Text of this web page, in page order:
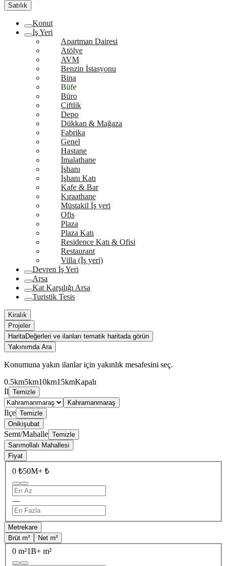
Satılık
Konut
İş Yeri
Apartman Dairesi
Atölye
AVM
Benzin İstasyonu
Bina
Büfe
Büro
Çiftlik
Depo
Dükkan & Mağaza
Fabrika
Genel
Hastane
İmalathane
İşhanı
İşhanı Katı
Kafe & Bar
Kıraathane
Müstakil İş yeri
Ofis
Plaza
Plaza Katı
Residence Katı & Ofisi
Restaurant
Villa (İş yeri)
Devren İş Yeri
Arsa
Kat Karşılığı Arsa
Turistik Tesis
Kiralık
Projeler
HaritaDeğerleri ve ilanları tematik haritada görün
Yakınımda Ara
Konumuna yakın ilanlar için yakınlık mesafesini seç.
0.5km5km10km15kmKapalı
İl Temizle
Kahramanmaraş
İlçe Temizle
Onikişubat
Semt/Mahalle Temizle
Sarımollalı Mahallesi
Fiyat
0 ₺50M+ ₺
—
Metrekare
Brüt m²
Net m²
0 m²1B+ m²